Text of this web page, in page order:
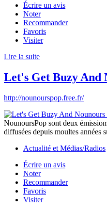
Écrire un avis
Noter
Recommander
Favoris
Visiter
Lire la suite
Let's Get Buzy And
http://nounourspop.free.fr/
NounoursPop sont deux
diffusées depuis moultes années
Actualité et Médias/Radios
Écrire un avis
Noter
Recommander
Favoris
Visiter